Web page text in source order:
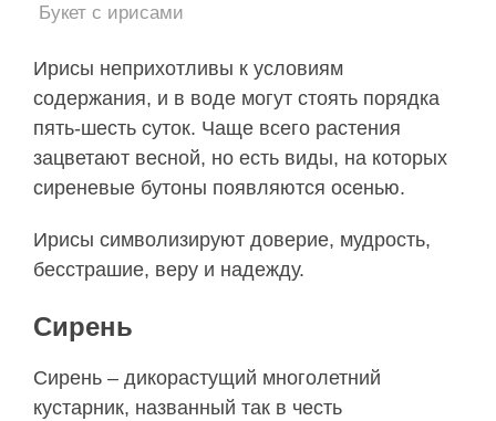
Букет с ирисами
Ирисы неприхотливы к условиям
содержания, и в воде могут стоять порядка
пять-шесть суток. Чаще всего растения
зацветают весной, но есть виды, на которых
сиреневые бутоны появляются осенью.
Ирисы символизируют доверие, мудрость,
бесстрашие, веру и надежду.
Сирень
Сирень – дикорастущий многолетний
кустарник, названный так в честь